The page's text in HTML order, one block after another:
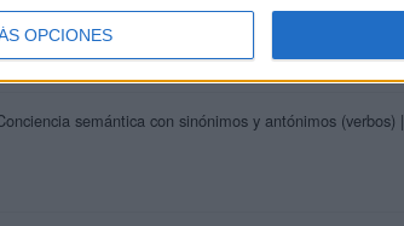
OPCIONES
semántica con sinónimos y antónimos (verbos) |